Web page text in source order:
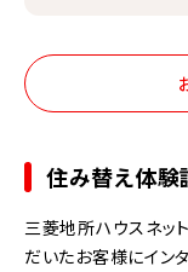
住み替え体験
三菱地所ハウスネッ
だいたお客様にイン